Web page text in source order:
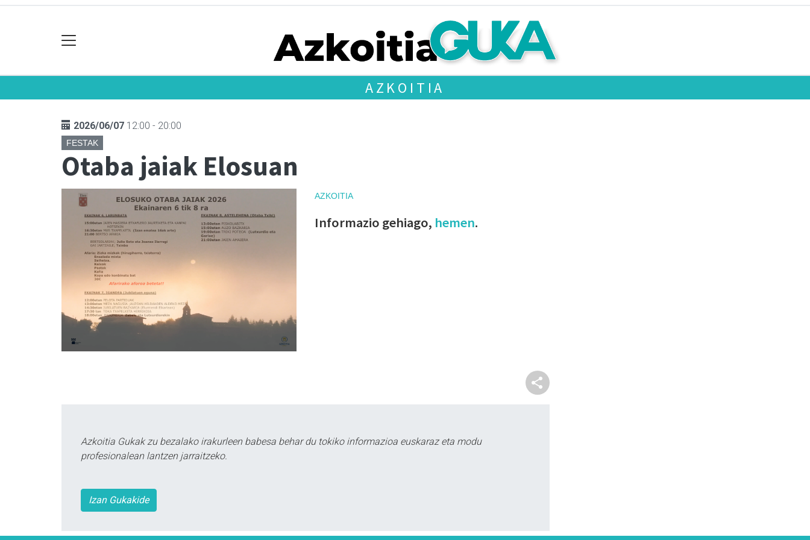
AZKOITIA
2026/06/07 12:00 - 20:00
FESTAK
Otaba jaiak Elosuan
AZKOITIA
Informazio gehiago, hemen.
Azkoitia Gukak zu bezalako irakurleen babesa behar du tokiko informazioa euskaraz eta modu
profesionalean lantzen jarraitzeko.
Izan Gukakide